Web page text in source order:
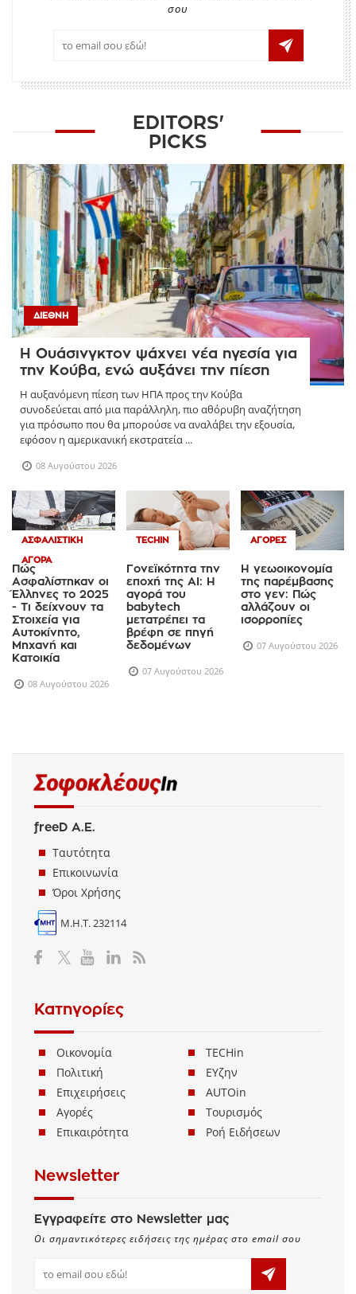
σου
EDITORS'
PICKS
ΔΙΕΘΝΉ
Η Ουάσινγκτον ψάχνει νέα ηγεσία για
την Κούβα, ενώ αυξάνει την πίεση
Η αυξανόμενη πίεση των ΗΠΑ προς την Κούβα
συνοδεύεται από μια παράλληλη, πιο αθόρυβη αναζήτηση
για πρόσωπο που θα μπορούσε να αναλάβει την εξουσία,
εφόσον η αμερικανική εκστρατεία ...
08 Αυγούστου 2026
ΑΣΦΑΛΙΣΤΙΚΉ
ΑΓΟΡΆ
Πώς
Ασφαλίστηκαν οι
Έλληνες το 2025
- Τι δείχνουν τα
Στοιχεία για
Αυτοκίνητο,
Μηχανή και
Κατοικία
08 Αυγούστου 2026
TECHIN
Γονεϊκότητα την
εποχή της AI: Η
αγορά του
babytech
μετατρέπει τα
βρέφη σε πηγή
δεδομένων
07 Αυγούστου 2026
ΑΓΟΡΈΣ
Η γεωοικονομία
της παρέμβασης
στο γεν: Πώς
αλλάζουν οι
ισορροπίες
07 Αυγούστου 2026
freeD Α.Ε.
Ταυτότητα
Επικοινωνία
Όροι Χρήσης
Μ.Η.Τ. 232114
Κατηγορίες
Οικονομία
Πολιτική
Επιχειρήσεις
Αγορές
Επικαιρότητα
TECHin
ΕΥζην
AUTOin
Τουρισμός
Ροή Ειδήσεων
Newsletter
Εγγραφείτε στο Newsletter μας
Οι σημαντικότερες ειδήσεις της ημέρας στο email σου